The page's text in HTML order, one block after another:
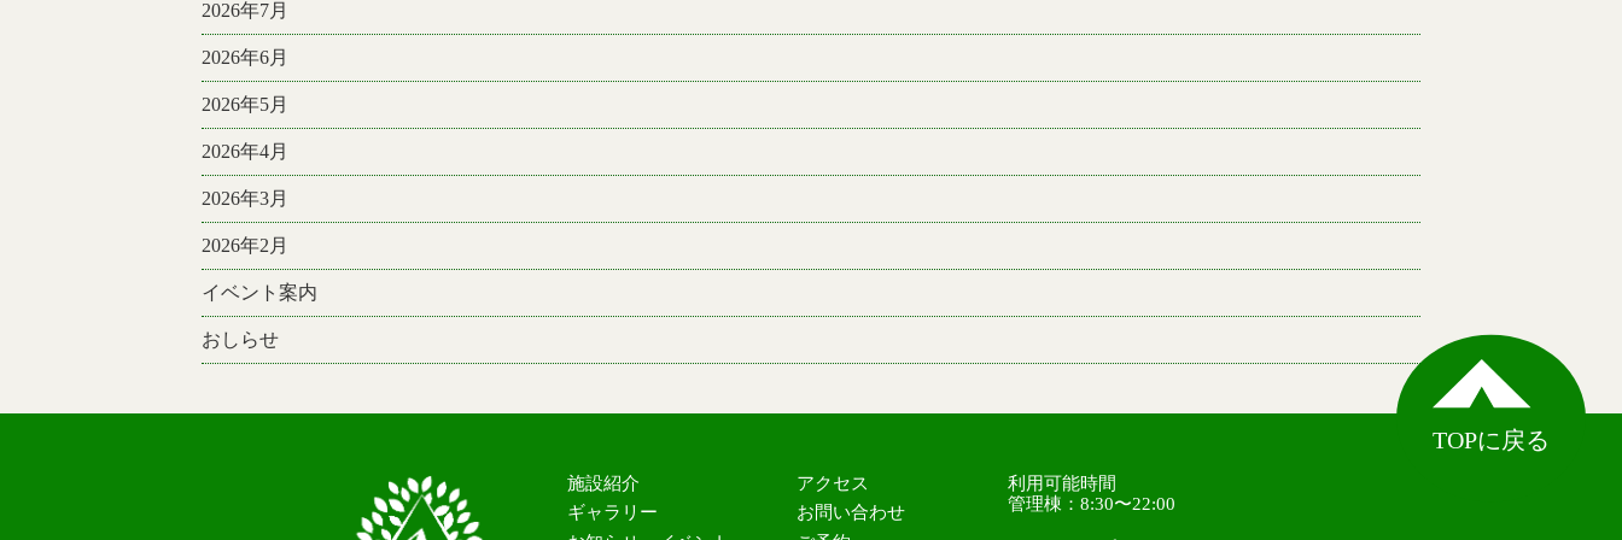
2026年7月
2026年6月
2026年5月
2026年4月
2026年3月
2026年2月
イベント案内
おしらせ
TOPに戻る
施設紹介
ギャラリー
アクセス
お問い合わせ
利用可能時間
管理棟：8:30〜22:00